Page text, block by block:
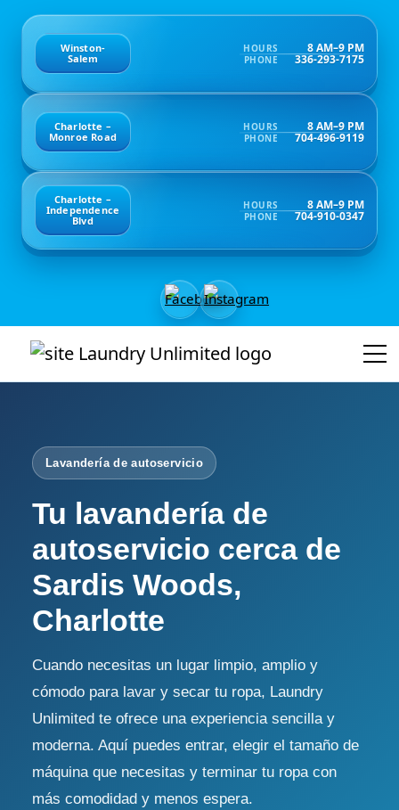
Winston-
Salem
HOURS 8 AM–9 PM
PHONE 336-293-7175
Charlotte –
Monroe Road
HOURS 8 AM–9 PM
PHONE 704-496-9119
Charlotte –
Independence
Blvd
HOURS 8 AM–9 PM
PHONE 704-910-0347
Lavandería de autoservicio
Tu lavandería de
autoservicio cerca de
Sardis Woods,
Charlotte
Cuando necesitas un lugar limpio, amplio y
cómodo para lavar y secar tu ropa, Laundry
Unlimited te ofrece una experiencia sencilla y
moderna. Aquí puedes entrar, elegir el tamaño de
máquina que necesitas y terminar tu ropa con
más comodidad y menos espera.